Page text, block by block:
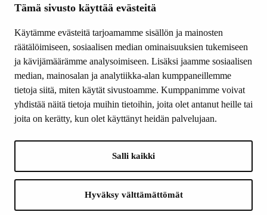
Tämä sivusto käyttää evästeitä
Käytämme evästeitä tarjoamamme sisällön ja mainosten
räätälöimiseen, sosiaalisen median ominaisuuksien tukemiseen
ja kävijämäärämme analysoimiseen. Lisäksi jaamme sosiaalisen
median, mainosalan ja analytiikka-alan kumppaneillemme
tietoja siitä, miten käytät sivustoamme. Kumppanimme voivat
yhdistää näitä tietoja muihin tietoihin, joita olet antanut heille tai
joita on kerätty, kun olet käyttänyt heidän palvelujaan.
Salli kaikki
Hyväksy välttämättömät
Ajankohtaista
Yhteystiedot
SEURAA MEITÄ
Facebook
Instagram
LinkedIn
Suomen Kulttuurirahasto: